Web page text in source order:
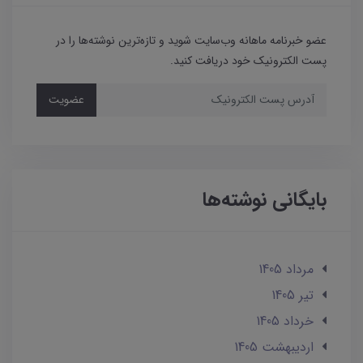
عضو خبرنامه ماهانه وب‌سایت شوید و تازه‌ترین نوشته‌ها را در
پست الکترونیک خود دریافت کنید.
عضویت
بایگانی نوشته‌ها
مرداد 1405
تير 1405
خرداد 1405
ارديبهشت 1405